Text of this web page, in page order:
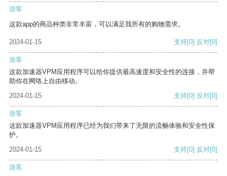
游客
这款app的商品种类非常丰富，可以满足我所有的购物需求。
2024-01-15 支持[0] 反对[0]
游客
这款加速器VPM应用程序可以给你提供最高速度和安全性的连接，并帮
助你在网络上自由移动。
2024-01-15
支持[0] 反对[0]
游客
这款加速器VPM应用程序已经为我们带来了无限的流畅体验和安全性保
护。
2024-01-15
支持[0] 反对[0]
游客